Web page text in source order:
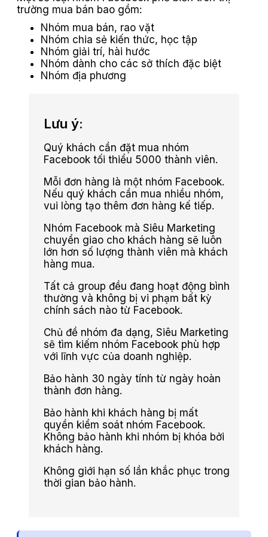
trường mua bán bao gồm:
Nhóm mua bán, rao vặt
Nhóm chia sẻ kiến thức, học tập
Nhóm giải trí, hài hước
Nhóm dành cho các sở thích đặc biệt
Nhóm địa phương
Lưu ý:
Quý khách cần đặt mua nhóm
Facebook tối thiểu 5000 thành viên.
Mỗi đơn hàng là một nhóm Facebook.
Nếu quý khách cần mua nhiều nhóm,
vui lòng tạo thêm đơn hàng kế tiếp.
Nhóm Facebook mà Siêu Marketing
chuyển giao cho khách hàng sẽ luôn
lớn hơn số lượng thành viên mà khách
hàng mua.
Tất cả group đều đang hoạt động bình
thường và không bị vi phạm bất kỳ
chính sách nào từ Facebook.
Chủ đề nhóm đa dạng, Siêu Marketing
sẽ tìm kiếm nhóm Facebook phù hợp
với lĩnh vực của doanh nghiệp.
Bảo hành 30 ngày tính từ ngày hoàn
thành đơn hàng.
Bảo hành khi khách hàng bị mất
quyền kiểm soát nhóm Facebook.
Không bảo hành khi nhóm bị khóa bởi
khách hàng.
Không giới hạn số lần khắc phục trong
thời gian bảo hành.